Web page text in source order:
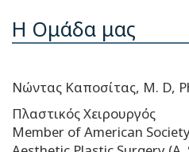
Η Ομάδα μας
Νώντας Καποσίτας, M. D,
Πλαστικός Χειρουργός
Member of American